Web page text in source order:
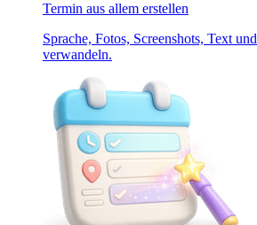
Termin aus allem erstellen
Sprache, Fotos, Screenshots, Text
verwandeln.